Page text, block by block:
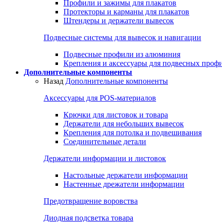
Профили и зажимы для плакатов
Протекторы и карманы для плакатов
Штендеры и держатели вывесок
Подвесные системы для вывесок и навигации
Подвесные профили из алюминия
Крепления и аксессуары для подвесных
Дополнительные компоненты
Назад Дополнительные компоненты
Аксессуары для POS-материалов
Крючки для листовок и товара
Держатели для небольших вывесок
Крепления для потолка и подвешивания
Соединительные детали
Держатели информации и листовок
Настольные держатели информации
Настенные дрежатели информации
Предотвращение воровства
Диодная подсветка товара